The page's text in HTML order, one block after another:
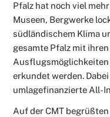
Pfalz hat noch viel
Museen, Bergwerke
südländischem Klima
gesamte Pfalz mit
Ausflugsmöglichkeiten
erkundet werden.
umlagefinanzierte All-
Auf der CMT